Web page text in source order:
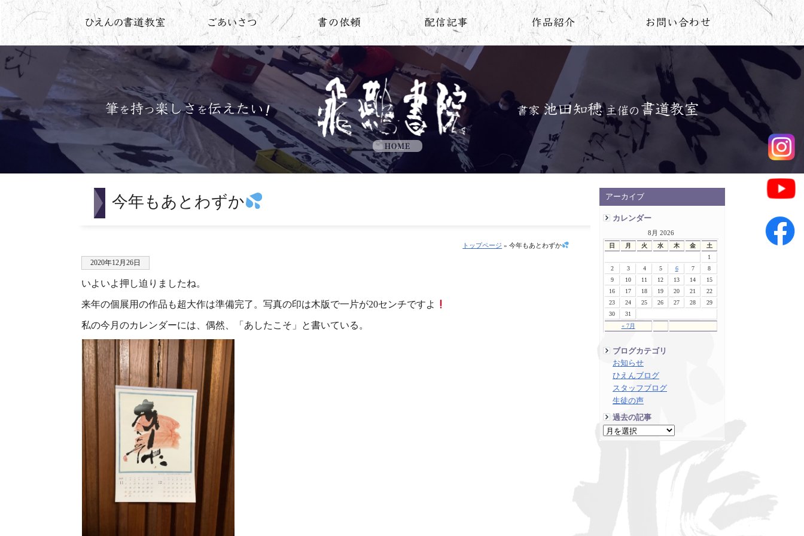
アーカイブ
カレンダー
8月 2026
日 月 火 水 木 金 土
« 7月
1
2
3 4 5 6 7
8
9
10 11 12 13 14
15
16
17 18 19 20 21
22
23
24 25 26 27 28
29
30
31
ブログカテゴリ
お知らせ
ひえんブログ
スタッフブログ
生徒の声
過去の記事
今年もあとわずか
トップページ » 今年もあとわずか
2020年12月26日
いよいよ押し迫りましたね。
来年の個展用の作品も超大作は準備完了。写真の印は木版で一片が20センチですよ
私の今月のカレンダーには、偶然、「あしたこそ」と書いている。